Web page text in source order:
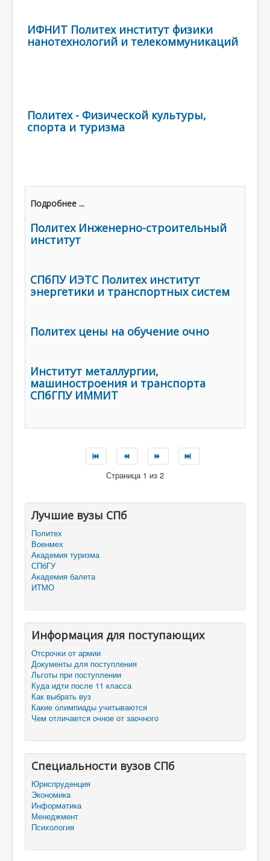
ИФНИТ Политех институт физики
нанотехнологий и телекоммуникаций
Политех - Физической культуры,
спорта и туризма
Подробнее ...
Политех Инженерно-строительный
институт
СПбПУ ИЭТС Политех институт
энергетики и транспортных систем
Политех цены на обучение очно
Институт металлургии,
машиностроения и транспорта
СПбГПУ ИММИТ
Страница 1 из 2
Лучшие вузы СПб
Политех
Военмех
Академия туризма
СПбГУ
Академия балета
ИТМО
Информация для поступающих
Отсрочки от армии
Документы для поступления
Льготы при поступлении
Куда идти после 11 класса
Как выбрать вуз
Какие олимпиады учитываются
Чем отличается очное от заочного
Специальности вузов СПб
Юриспруденция
Экономика
Информатика
Менеджмент
Психология